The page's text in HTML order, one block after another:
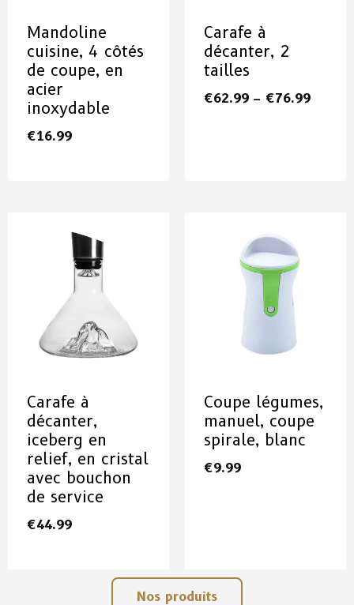
Mandoline
cuisine, 4 côtés
de coupe, en
acier
inoxydable
€16.99
Carafe à
décanter, 2
tailles
€62.99 – €76.99
Carafe à
décanter,
iceberg en
relief, en cristal
avec bouchon
de service
€44.99
Coupe légumes,
manuel, coupe
spirale, blanc
€9.99
Nos produits